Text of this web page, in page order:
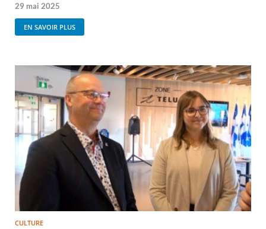
29 mai 2025
EN SAVOIR PLUS
CULTURE